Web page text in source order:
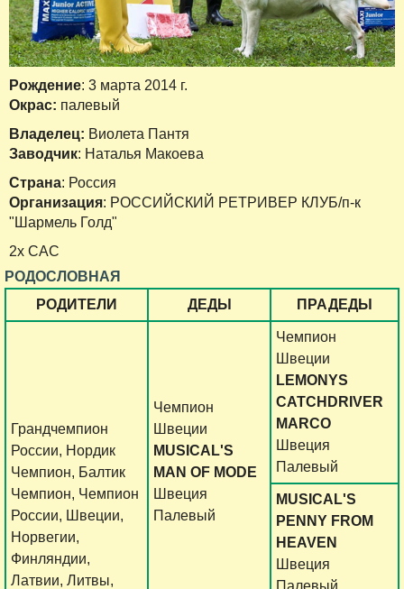
Рождение: 3 марта 2014 г.
Окрас: палевый
Владелец: Виолета Пантя
Заводчик: Наталья Макоева
Страна: Россия
Организация: РОССИЙСКИЙ РЕТРИВЕР КЛУБ/п-к
"Шармель Голд"
2х САС
РОДОСЛОВНАЯ
РОДИТЕЛИ
ДЕДЫ ПРАДЕДЫ
Грандчемпион
России, Нордик
Чемпион, Балтик
Чемпион, Чемпион
России, Швеции,
Норвегии,
Финляндии,
Латвии, Литвы,
Чемпион
Швеции
MUSICAL'S
MAN OF MODE
Швеция
Палевый
Чемпион
Швеции
LEMONYS
CATCHDRIVER
MARCO
Швеция
Палевый
MUSICAL'S
PENNY FROM
HEAVEN
Швеция